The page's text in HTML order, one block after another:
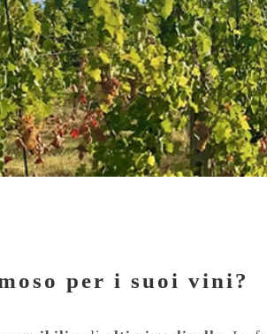
per i suoi vini?